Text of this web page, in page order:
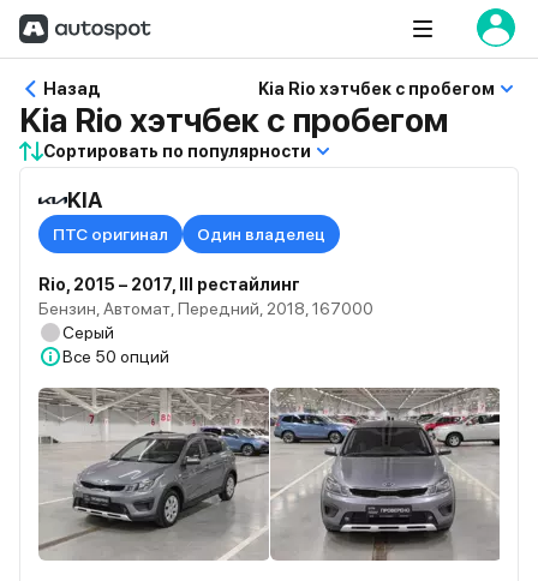
Назад Kia Rio хэтчбек с пробегом
Kia Rio хэтчбек с пробегом
Сортировать по популярности
KIA
ПТС оригинал Один владелец
Rio, 2015 – 2017, III рестайлинг
Бензин, Автомат, Передний, 2018, 167000
Серый
Все 50 опций